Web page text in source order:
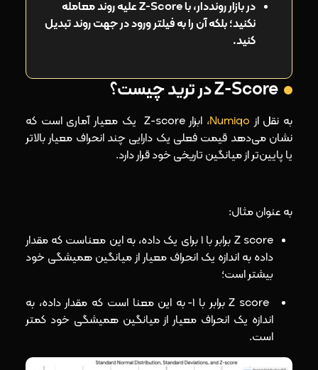
ترکیب Z-Score با اندیکاتور ADX
ترکیب Z-Score با میانگین متحرک
ترکیب Z-Score با اندیکاتور ATR
خطاهای رایج در استفاده از Z-Score در ترید
مزایا و محدودیت‌های Z-Score در معاملات
محدودیت‌های Z-Score در معاملات
نتیجه‌گیری
در بازار رونددار، با Z-Score علیه روند معامله
نکنید؛ بلکه آن را به فیلتر ورود در جهت روند تبدیل
کنید.
Z-Score در ترید چیست؟
به نقل از Numiqo،
ابزار Z-score یک معیار آماری است که
نشان می‌دهد قیمت فعلی یک دارایی چند انحراف معیار بالاتر
یا پایین‌تر از میانگین تاریخی خود قرار دارد.
به عنوان مثال:
Z score برابر با 1 برای یک داده، به این معناست که مقدار
داده به اندازه یک انحراف معیار از میانگین همیشگی خود
بیشتر است؛
Z score برابر با 1- به این معنا است که مقدار داده، به
اندازه یک انحراف معیار از میانگین همیشگی خود کمتر
است.